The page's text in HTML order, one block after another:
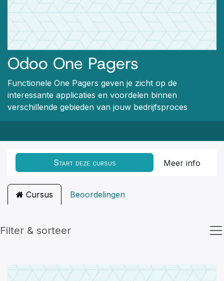
Odoo One Pagers
Functionele One Pagers geven je zicht op de
interessante applicaties en voordelen binnen
verschillende gebieden van jouw bedrijfsproces
Start deze cursus Meer info
Cursus Beoordelingen
Filter & sorteer